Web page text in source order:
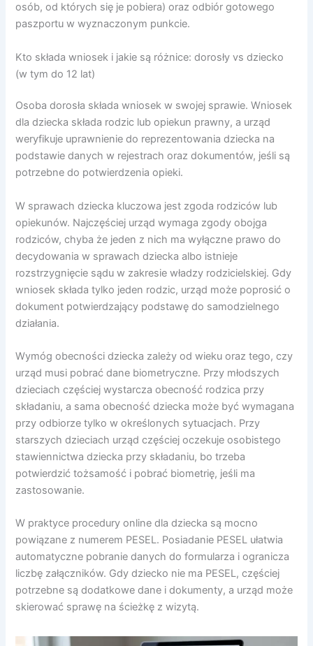
osób, od których się je pobiera) oraz odbiór gotowego
paszportu w wyznaczonym punkcie.
Kto składa wniosek i jakie są różnice: dorosły vs dziecko
(w tym do 12 lat)
Osoba dorosła składa wniosek w swojej sprawie. Wniosek
dla dziecka składa rodzic lub opiekun prawny, a urząd
weryfikuje uprawnienie do reprezentowania dziecka na
podstawie danych w rejestrach oraz dokumentów, jeśli są
potrzebne do potwierdzenia opieki.
W sprawach dziecka kluczowa jest zgoda rodziców lub
opiekunów. Najczęściej urząd wymaga zgody obojga
rodziców, chyba że jeden z nich ma wyłączne prawo do
decydowania w sprawach dziecka albo istnieje
rozstrzygnięcie sądu w zakresie władzy rodzicielskiej. Gdy
wniosek składa tylko jeden rodzic, urząd może poprosić o
dokument potwierdzający podstawę do samodzielnego
działania.
Wymóg obecności dziecka zależy od wieku oraz tego, czy
urząd musi pobrać dane biometryczne. Przy młodszych
dzieciach częściej wystarcza obecność rodzica przy
składaniu, a sama obecność dziecka może być wymagana
przy odbiorze tylko w określonych sytuacjach. Przy
starszych dzieciach urząd częściej oczekuje osobistego
stawiennictwa dziecka przy składaniu, bo trzeba
potwierdzić tożsamość i pobrać biometrię, jeśli ma
zastosowanie.
W praktyce procedury online dla dziecka są mocno
powiązane z numerem PESEL. Posiadanie PESEL ułatwia
automatyczne pobranie danych do formularza i ogranicza
liczbę załączników. Gdy dziecko nie ma PESEL, częściej
potrzebne są dodatkowe dane i dokumenty, a urząd może
skierować sprawę na ścieżkę z wizytą.